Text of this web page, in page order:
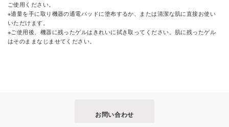
ご使用ください。
※適量を手に取り機器の通電パッドに塗布するか、または清潔な肌に直接お使い
いただけます。
※ご使用後、機器に残ったゲルはきれいに拭き取ってください。肌に残ったゲル
はそのままなじませてください。
お問い合わせ